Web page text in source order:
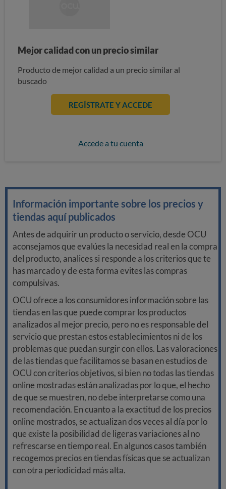
Mejor calidad con un precio similar
Producto de mejor calidad a un precio similar al
buscado
REGÍSTRATE Y ACCEDE
Accede a tu cuenta
Información importante sobre los precios y
tiendas aquí publicados
Antes de adquirir un producto o servicio, desde OCU
aconsejamos que evalúes la necesidad real en la compra
del producto, analices si responde a los criterios que te
has marcado y de esta forma evites las compras
compulsivas.
OCU ofrece a los consumidores información sobre las
tiendas en las que puede comprar los productos
analizados al mejor precio, pero no es responsable del
servicio que prestan estos establecimientos ni de los
problemas que puedan surgir con ellos. Las valoraciones
de las tiendas que facilitamos se basan en estudios de
OCU con criterios objetivos, si bien no todas las tiendas
online mostradas están analizadas por lo que, el hecho
de que se muestren, no debe interpretarse como una
recomendación. En cuanto a la exactitud de los precios
online mostrados, se actualizan dos veces al día por lo
que existe la posibilidad de ligeras variaciones al no
refrescarse en tiempo real. En algunos casos también
recogemos precios en tiendas físicas que se actualizan
con otra periodicidad más alta.